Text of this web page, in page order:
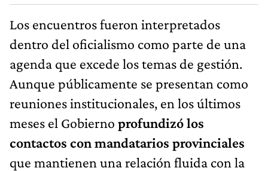
Los encuentros fueron interpretados
dentro del oficialismo como parte de una
agenda que excede los temas de gestión.
Aunque públicamente se presentan como
reuniones institucionales, en los últimos
meses el Gobierno profundizó los
contactos con mandatarios provinciales
que mantienen una relación fluida con la